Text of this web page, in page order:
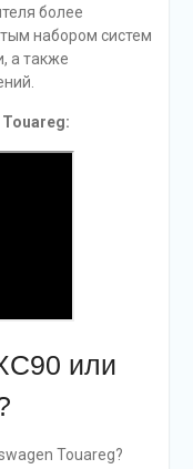
более
набором систем
а также
Touareg:
или